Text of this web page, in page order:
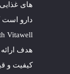
های
هدف
کیفیت و